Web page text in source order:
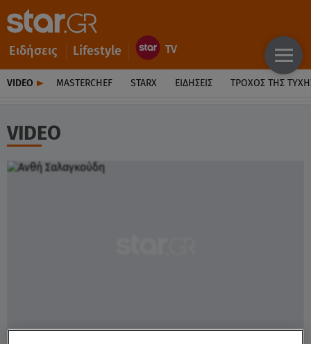
Ειδήσεις Lifestyle
VIDEO MASTERCHEF STARX ΕΙΔΉΣΕΙΣ ΤΡΟΧΌΣ ΤΗΣ
VIDEO